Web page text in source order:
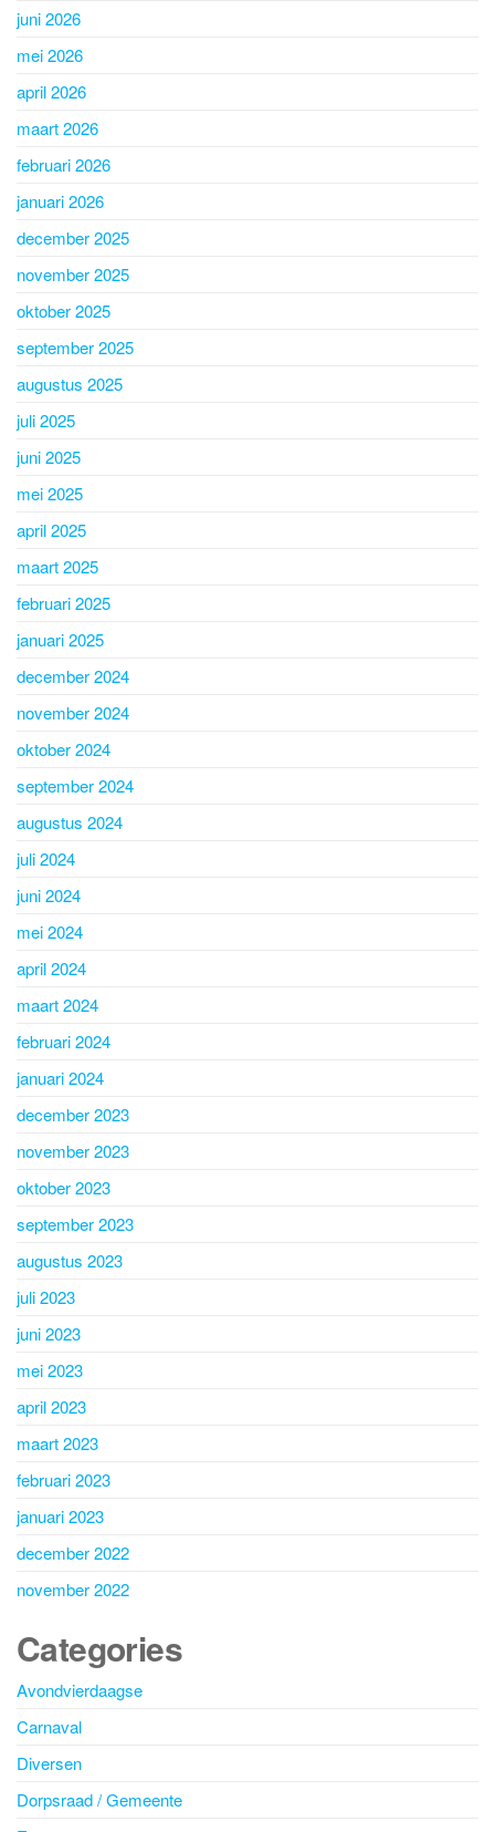
juni 2026
mei 2026
april 2026
maart 2026
februari 2026
januari 2026
december 2025
november 2025
oktober 2025
september 2025
augustus 2025
juli 2025
juni 2025
mei 2025
april 2025
maart 2025
februari 2025
januari 2025
december 2024
november 2024
oktober 2024
september 2024
augustus 2024
juli 2024
juni 2024
mei 2024
april 2024
maart 2024
februari 2024
januari 2024
december 2023
november 2023
oktober 2023
september 2023
augustus 2023
juli 2023
juni 2023
mei 2023
april 2023
maart 2023
februari 2023
januari 2023
december 2022
november 2022
Categories
Avondvierdaagse
Carnaval
Diversen
Dorpsraad / Gemeente